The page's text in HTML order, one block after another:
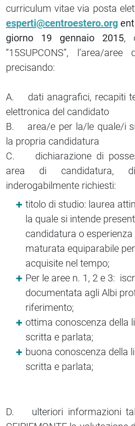
curriculum vitae via posta
esperti@centroestero.org
giorno 19 gennaio 2015,
“15SUPCONS”, l’area/
precisando:
A. dati anagrafici, recapiti
elettronica del candidato
B. area/e per la/le quale/i
la propria candidatura
C. dichiarazione di
area di candidatura,
inderogabilmente richiesti:
titolo di studio: laurea
la quale si intende
candidatura o
maturata equiparabile
acquisite nel tempo;
Per le aree n. 1, 2 e 3:
documentata agli Albi
riferimento;
ottima conoscenza della
scritta e parlata;
buona conoscenza della
scritta e parlata;
D. ulteriori informazioni